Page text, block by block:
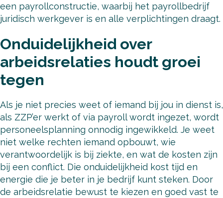
een payrollconstructie, waarbij het payrollbedrijf
juridisch werkgever is en alle verplichtingen draagt.
Onduidelijkheid over
arbeidsrelaties houdt groei
tegen
Als je niet precies weet of iemand bij jou in dienst is,
als ZZP’er werkt of via payroll wordt ingezet, wordt
personeelsplanning onnodig ingewikkeld. Je weet
niet welke rechten iemand opbouwt, wie
verantwoordelijk is bij ziekte, en wat de kosten zijn
bij een conflict. Die onduidelijkheid kost tijd en
energie die je beter in je bedrijf kunt steken. Door
de arbeidsrelatie bewust te kiezen en goed vast te